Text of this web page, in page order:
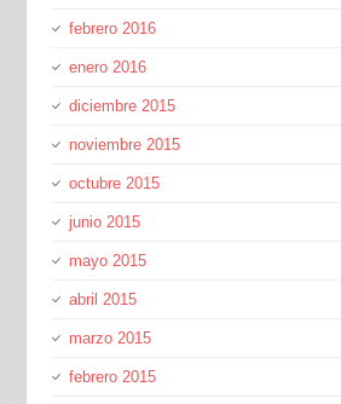
febrero 2016
enero 2016
diciembre 2015
noviembre 2015
octubre 2015
junio 2015
mayo 2015
abril 2015
marzo 2015
febrero 2015